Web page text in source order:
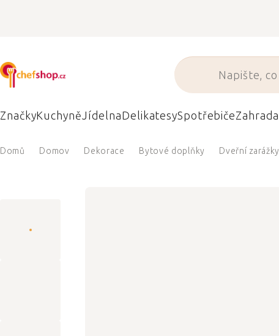
ZnačkyKuchyněJídelnaDelikatesySpotřebičeZahrada
Domů Domov Dekorace Bytové doplňky Dveřní zarážky